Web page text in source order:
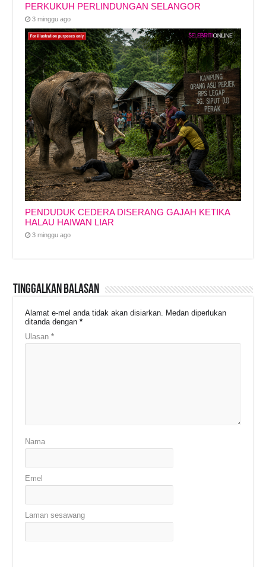
PERKUKUH PERLINDUNGAN SELANGOR
3 minggu ago
PENDUDUK CEDERA DISERANG GAJAH KETIKA
HALAU HAIWAN LIAR
3 minggu ago
Tinggalkan Balasan
Alamat e-mel anda tidak akan disiarkan. Medan diperlukan
ditanda dengan*
Ulasan*
Nama
Emel
Laman sesawang